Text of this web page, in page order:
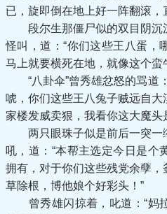
已，旋即倒在地上好一阵翻滚，
段尔生那僵尸似的双目阴沉
怪叫，道：“你们这些王八蛋，
马上就要横死在地，就像这个蛮
“八卦伞”曾秀雄忿怒的骂道
唬，你们这些王八兔子贼远自
家楼发威卖狠，我看你这大魔头
两只眼珠子似是前后一突一
吼，道：“本帮主选定今日是个
拥有，对于你们这些残党余孽
草除根，博他娘个好彩头！”
曾秀雄闪掠着，叱道：“妈拉